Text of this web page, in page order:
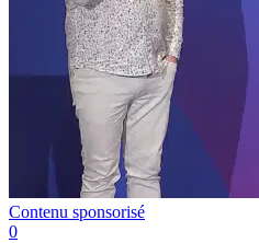
Contenu sponsorisé
0